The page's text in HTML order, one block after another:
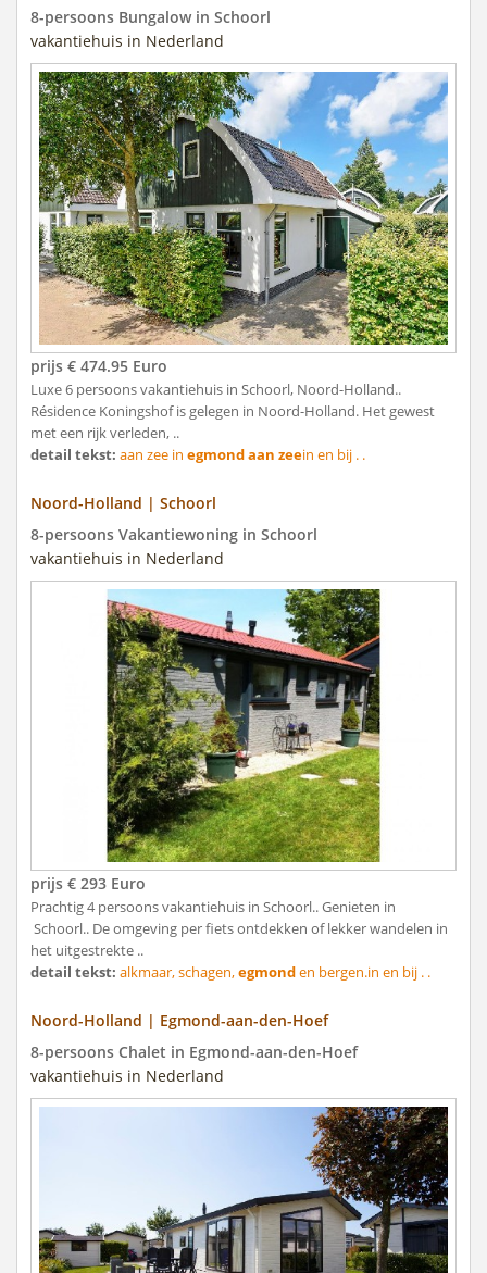
8-persoons Bungalow in Schoorl
vakantiehuis in Nederland
prijs € 474.95 Euro
Luxe 6 persoons vakantiehuis in Schoorl, Noord-Holland..
Résidence Koningshof is gelegen in Noord-Holland. Het gewest
met een rijk verleden, ..
detail tekst: aan zee in egmond aan zeein en bij . .
Noord-Holland | Schoorl
8-persoons Vakantiewoning in Schoorl
vakantiehuis in Nederland
prijs € 293 Euro
Prachtig 4 persoons vakantiehuis in Schoorl.. Genieten in
Schoorl.. De omgeving per fiets ontdekken of lekker wandelen in
het uitgestrekte ..
detail tekst: alkmaar, schagen,egmonden bergen.in en bij . .
Noord-Holland | Egmond-aan-den-Hoef
8-persoons Chalet in Egmond-aan-den-Hoef
vakantiehuis in Nederland